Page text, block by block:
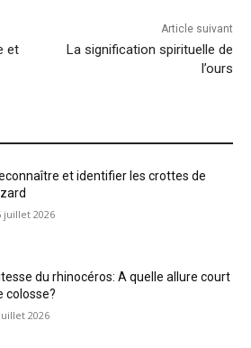
et
Article suivant
La signification spirituelle de
l’ours
et identifier les crottes de
juillet 2026
du rhinocéros: A quelle allure court
colosse?
2026